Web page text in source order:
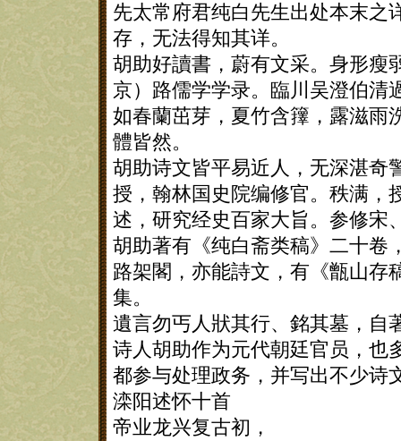
先太常府君纯白先生出处本末之
存，无法得知其详。
胡助好讀書，蔚有文采。身形瘦
京）路儒学学录。臨川吴澄伯清
如春蘭茁芽，夏竹含籜，露滋雨
體皆然。
胡助诗文皆平易近人，无深湛奇
授，翰林国史院编修官。秩满，
述，研究经史百家大旨。参修宋
胡助著有《纯白斋类稿》二十卷
路架閣，亦能詩文，有《甑山存
集。
遺言勿丐人狀其行、銘其墓，自
诗人胡助作为元代朝廷官员，也
都参与处理政务，并写出不少诗
滦阳述怀十首
帝业龙兴复古初，